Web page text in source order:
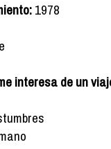
1978
interesa de un